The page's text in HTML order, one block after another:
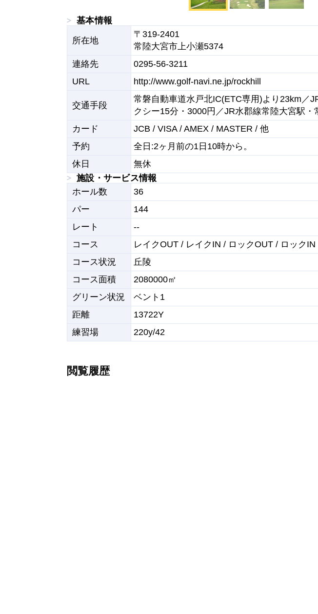
基本情報
所在地
〒319-2401
常陸大宮市上小瀬5374
連絡先
0295-56-3211
URL
http://www.golf-navi.ne.jp/rockhill
交通手段
常磐自動車道水戸北IC(ETC専用)より23km／
クシー15分・3000円／JR水郡線常陸大宮駅・
カード
JCB / VISA / AMEX / MASTER / 他
予約
全日:2ヶ月前の1日10時から。
休日
無休
施設・サービス情報
ホール数
36
パー
144
レート
--
コース
レイクOUT / レイクIN / ロックOUT / ロックIN
コース状況
丘陵
コース面積
2080000㎡
グリーン状況
ベント1
距離
13722Y
練習場
220y/42
閲覧履歴